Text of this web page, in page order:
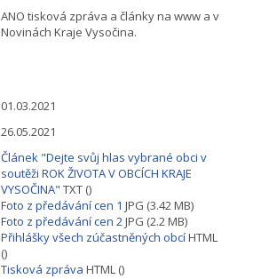
ANO tisková zpráva a články na www a v
Novinách Kraje Vysočina.
01.03.2021
26.05.2021
Článek "Dejte svůj hlas vybrané obci v
soutěži ROK ŽIVOTA V OBCÍCH KRAJE
VYSOČINA" TXT ()
Foto z předávání cen 1 JPG (3.42 MB)
Foto z předávání cen 2JPG (2.2 MB)
Přihlášky všech zúčastněných obcíHTML
()
Tisková zpráva HTML ()